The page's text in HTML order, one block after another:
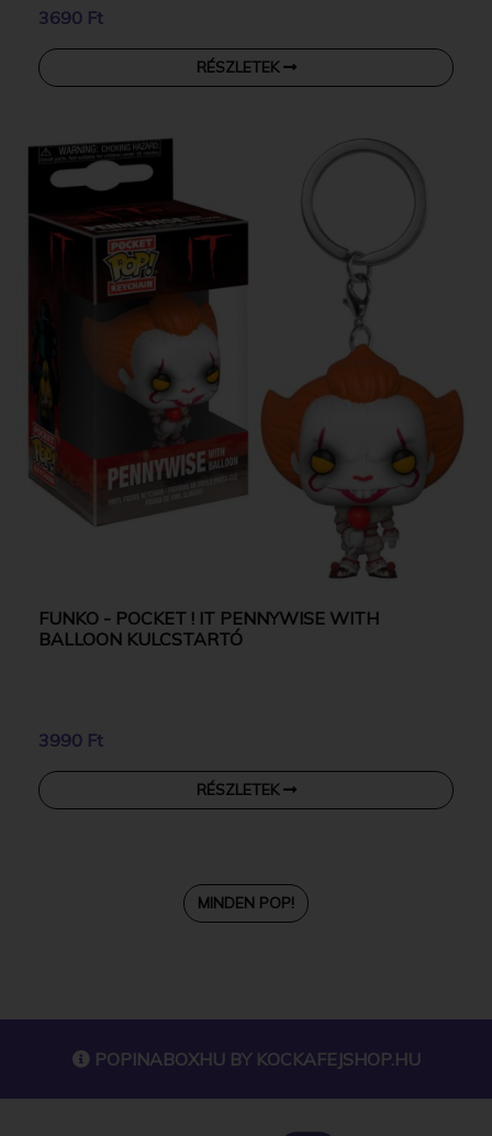
3690 Ft
RÉSZLETEK
FUNKO - POCKET ! IT PENNYWISE WITH
BALLOON KULCSTARTÓ
3990 Ft
RÉSZLETEK
MINDEN POP!
POPINABOXHU BY KOCKAFEJSHOP.HU